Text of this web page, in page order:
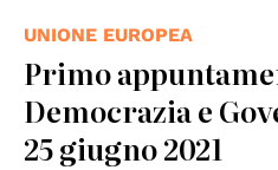
UNIONE EUROPEA
Primo
Democrazia e
25 giugno 2021